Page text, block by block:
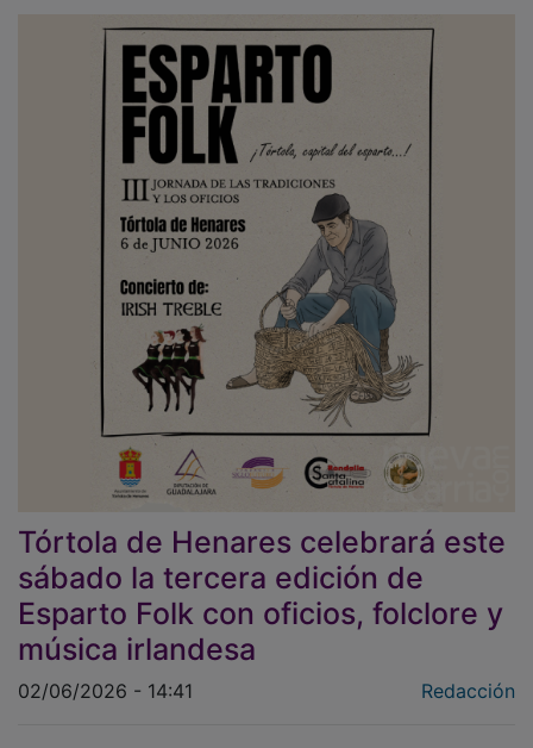
Tórtola de Henares celebrará este
sábado la tercera edición de
Esparto Folk con oficios, folclore y
música irlandesa